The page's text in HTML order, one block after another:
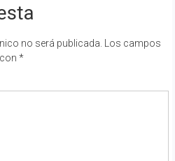
no será publicada.
Los campos
*